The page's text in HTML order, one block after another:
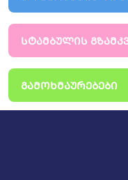
ᲡᲢᲐᲛᲑᲣᲚᲘᲡ
ᲒᲐᲛᲝᲮᲛᲐᲣᲠᲔᲑᲔᲑᲘ